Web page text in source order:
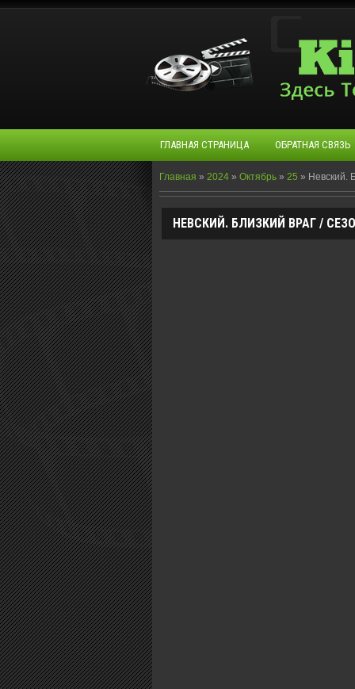
ГЛАВНАЯ СТРАНИЦА ОБРАТНАЯ СВЯЗЬ
Главная » 2024 » Октябрь » 25 » Невский.
НЕВСКИЙ. БЛИЗКИЙ ВРАГ /